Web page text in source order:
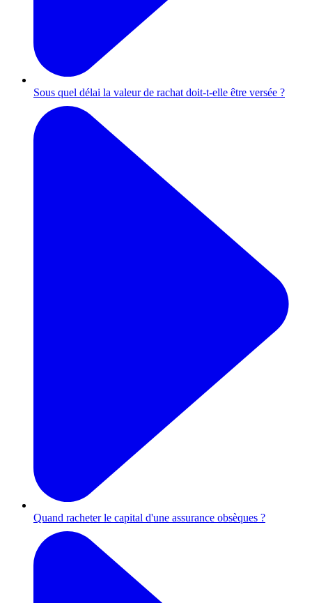
Sous quel délai la valeur de rachat doit-t-elle être versée ?
Quand racheter le capital d'une assurance obsèques ?